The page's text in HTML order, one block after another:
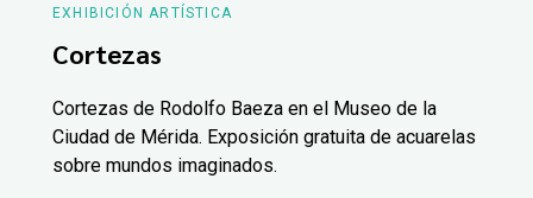
EXHIBICIÓN ARTÍSTICA
Cortezas
Cortezas de Rodolfo Baeza en el Museo de la
Ciudad de Mérida. Exposición gratuita de acuarelas
sobre mundos imaginados.